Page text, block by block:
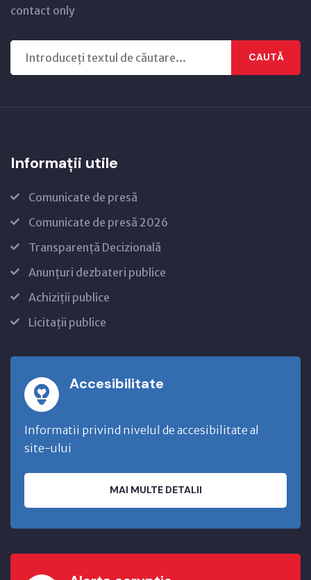
contact only
CAUTĂ
Informații utile
Comunicate de presă
Comunicate de presă 2026
Transparență Decizională
Anunțuri dezbateri publice
Achiziții publice
Licitații publice
Accesibilitate
Informatii privind nivelul de accesibilitate al
site-ului
MAI MULTE DETALII